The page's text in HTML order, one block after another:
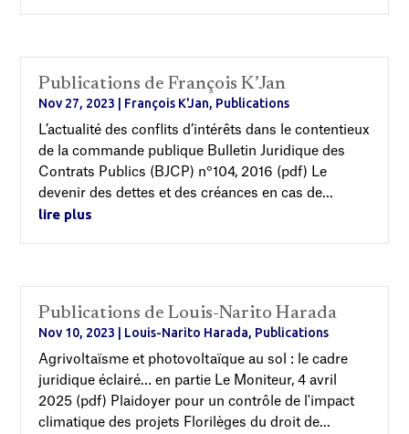
Publications de François K’Jan
Nov 27, 2023 François K'Jan, Publications
L’actualité des conflits d’intérêts dans le contentieux
de la commande publique Bulletin Juridique des
Contrats Publics (BJCP) n°104, 2016 (pdf) Le
devenir des dettes et des créances en cas de...
lire plus
Publications de Louis-Narito Harada
Nov 10, 2023 Louis-Narito Harada, Publications
Agrivoltaïsme et photovoltaïque au sol : le cadre
juridique éclairé… en partie Le Moniteur, 4 avril
2025 (pdf) Plaidoyer pour un contrôle de l'impact
climatique des projets Florilèges du droit de...